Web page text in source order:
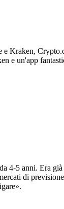
e Kraken,
e un'app
4-5 anni. Era
di